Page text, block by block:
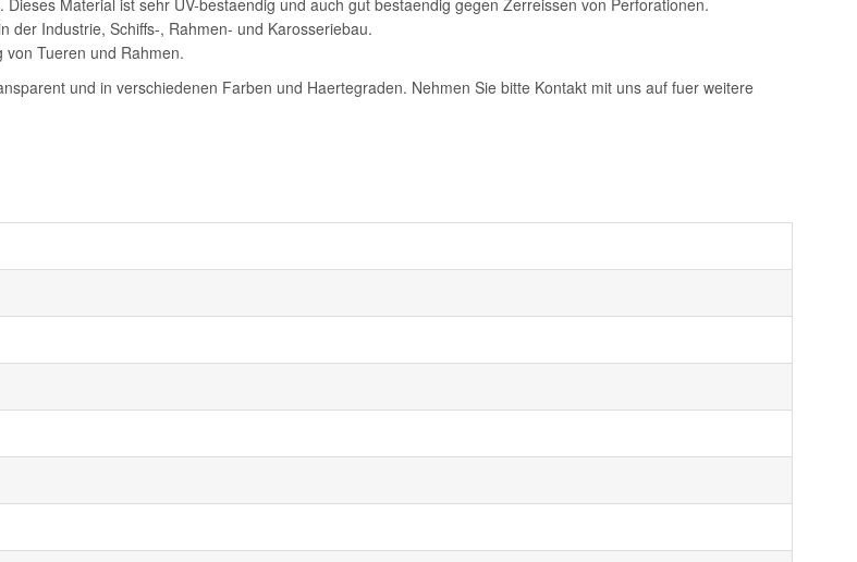
Material ist sehr UV-bestaendig und auch gut bestaendig gegen Zerreissen von Perforationen.
der Industrie, Schiffs-, Rahmen- und Karosseriebau.
von Tueren und Rahmen.
und in verschiedenen Farben und Haertegraden. Nehmen Sie bitte Kontakt mit uns auf fuer weitere